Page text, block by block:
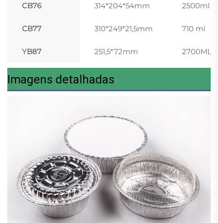
CB76 314*204*54mm 2500ml
CB77 310*249*21,5mm 710 ml
YB87 251,5*72mm 2700ML
Imagens detalhadas